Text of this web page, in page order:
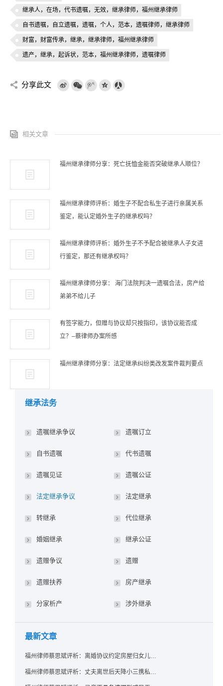
继承人，在场，代书遗嘱，无效，继承律师，福州继承律师
自书遗嘱，自立遗嘱，遗嘱，个人，范本，遗嘱律师，继承律师
财富，财富传承，继承，继承律师，福州继承律师
遗产，继承，起诉状，范本，福州继承律师，遗嘱律师
分享此文
相关文章
福州继承律师分享：死亡抚恤金能否突破继承人顺位？
福州继承律师评析：婚生子不配合私生子进行亲属关系
鉴定，能认定婚外生子的继承权吗？
福州继承律师评析：婚外生子不予配合被继承人子女进
行鉴定，那还有继承权吗？
福州继承律师分享： 海门法院判决一遗嘱合法，房产给
弟弟不给儿子
有签字能力，但赠与协议却只按指印，该协议能否成
立？–蔡律师办案所感
福州继承律师分享：法定继承纠纷类改发案件裁判要点
继承法务
遗嘱继承争议 遗嘱订立
自书遗嘱 代书遗嘱
遗嘱见证 遗嘱公证
法定继承争议 法定继承
转继承 代位继承
婚姻继承 继承公证
遗赠争议 遗赠
遗赠扶养 房产继承
分家析产 涉外继承
最新文章
福州律师蔡思斌评析：离婚协议约定房屋归女儿所有，父亲去世后继母能否拒绝过户？
福州律师蔡思斌评析：丈夫离世后天降小三携私生子争遗产，法院正义判决保住原配80%份额！